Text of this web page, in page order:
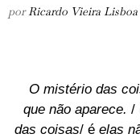
porRicardo Vieira Lisboa
O mistério das
que não aparece. /
das coisas/ é elas